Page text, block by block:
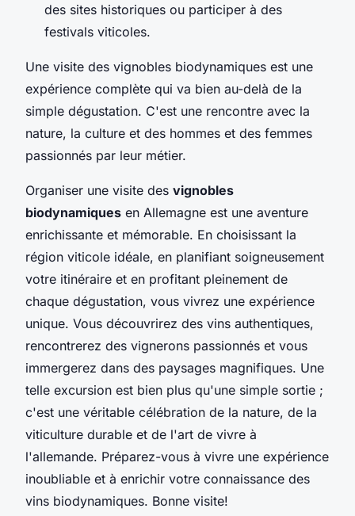
des sites historiques ou participer à des
festivals viticoles.
Une visite des vignobles biodynamiques est une
expérience complète qui va bien au-delà de la
simple dégustation. C'est une rencontre avec la
nature, la culture et des hommes et des femmes
passionnés par leur métier.
Organiser une visite des vignobles
biodynamiques en Allemagne est une aventure
enrichissante et mémorable. En choisissant la
région viticole idéale, en planifiant soigneusement
votre itinéraire et en profitant pleinement de
chaque dégustation, vous vivrez une expérience
unique. Vous découvrirez des vins authentiques,
rencontrerez des vignerons passionnés et vous
immergerez dans des paysages magnifiques. Une
telle excursion est bien plus qu'une simple sortie ;
c'est une véritable célébration de la nature, de la
viticulture durable et de l'art de vivre à
l'allemande. Préparez-vous à vivre une expérience
inoubliable et à enrichir votre connaissance des
vins biodynamiques. Bonne visite!